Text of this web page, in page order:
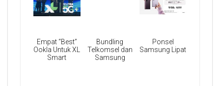
Empat “Best”
Ookla Untuk XL
Smart
Bundling
Telkomsel dan
Samsung
Ponsel
Samsung Lipat